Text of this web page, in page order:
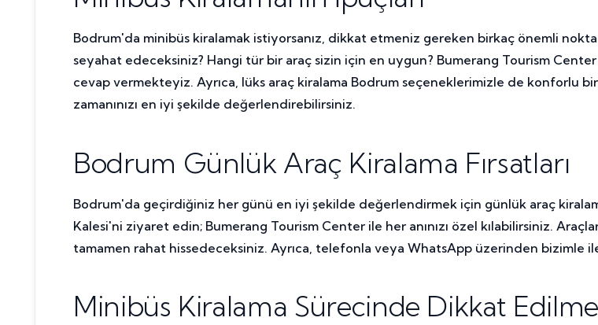
Bodrum'da minibüs kiralamak istiyorsanız, dikkat etmeniz gereken birkaç önemli nokta
seyahat edeceksiniz? Hangi tür bir araç sizin için en uygun? Bumerang Tourism
cevap vermekteyiz. Ayrıca, lüks araç kiralama Bodrum seçeneklerimizle de konforlu
zamanınızı en iyi şekilde değerlendirebilirsiniz.
Bodrum Günlük Araç Kiralama Fırsatları
Bodrum'da geçirdiğiniz her günü en iyi şekilde değerlendirmek için günlük araç
Kalesi'ni ziyaret edin; Bumerang Tourism Center ile her anınızı özel kılabilirsiniz.
tamamen rahat hissedeceksiniz. Ayrıca, telefonla veya WhatsApp üzerinden bizimle
Minibüs Kiralama Sürecinde Dikkat